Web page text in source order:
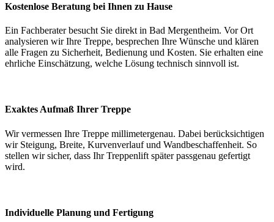
Kostenlose Beratung bei Ihnen zu Hause
Ein Fachberater besucht Sie direkt in Bad Mergentheim. Vor Ort
analysieren wir Ihre Treppe, besprechen Ihre Wünsche und klären
alle Fragen zu Sicherheit, Bedienung und Kosten. Sie erhalten eine
ehrliche Einschätzung, welche Lösung technisch sinnvoll ist.
Exaktes Aufmaß Ihrer Treppe
Wir vermessen Ihre Treppe millimetergenau. Dabei berücksichtigen
wir Steigung, Breite, Kurvenverlauf und Wandbeschaffenheit. So
stellen wir sicher, dass Ihr Treppenlift später passgenau gefertigt
wird.
Individuelle Planung und Fertigung